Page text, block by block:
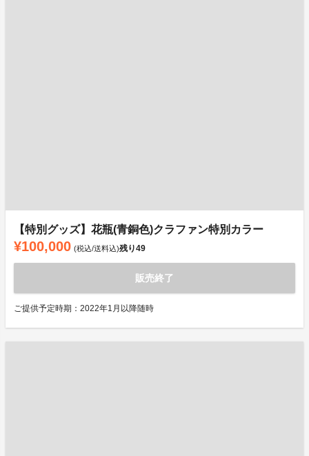
【特別グッズ】花瓶(青銅色)クラファン特別カラー
¥100,000 (税込/送料込)残り49
販売終了
ご提供予定時期：2022年1月以降随時